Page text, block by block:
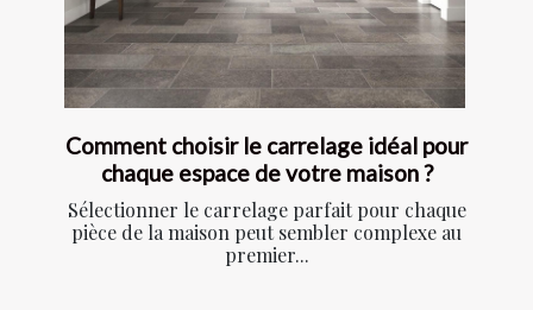
Comment choisir le carrelage idéal pour
chaque espace de votre maison ?
Sélectionner le carrelage parfait pour chaque
pièce de la maison peut sembler complexe au
premier...